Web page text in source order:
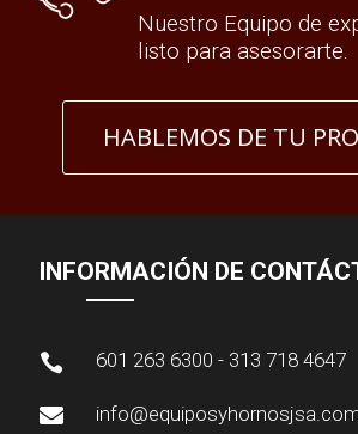
Nuestro Equipo de
listo para asesorarte.
HABLEMOS DE TU
INFORMACIÓN DE
 601 263 6300 - 313 718 4647
